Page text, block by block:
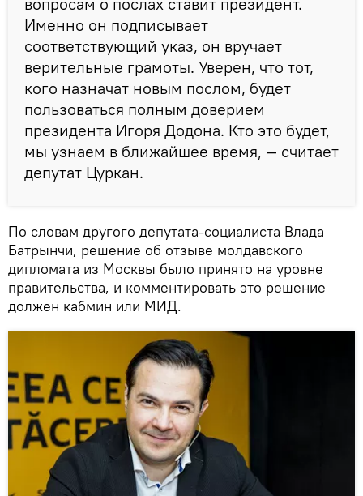
Именно он подписывает
соответствующий указ, он вручает
верительные грамоты. Уверен, что тот,
кого назначат новым послом, будет
пользоваться полным доверием
президента Игоря Додона. Кто это будет,
мы узнаем в ближайшее время, — считает
депутат Цуркан.
По словам другого депутата-социалиста Влада
Батрынчи, решение об отзыве молдавского
дипломата из Москвы было принято на уровне
правительства, и комментировать это решение
должен кабмин или МИД.